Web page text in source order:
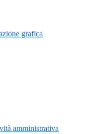
grafica
amministrativa